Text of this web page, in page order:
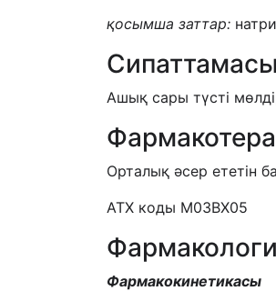
қосымша заттар:
Сипаттамасы
Ашық сары түсті
Орталық әсер ететін
АТХ коды M03BX05
Фармакокинетикасы